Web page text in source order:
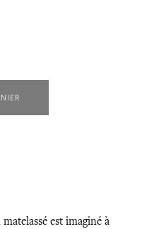
est imaginé à